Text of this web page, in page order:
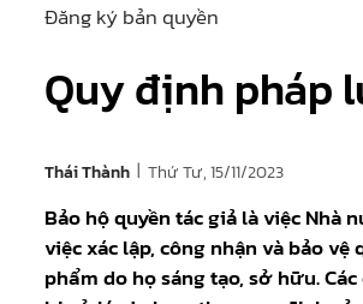
Đăng ký bản quyền
Quy định pháp
Thái Thành | Thứ Tư, 15/11/2023
Bảo hộ quyền tác giả là việc Nhà
việc xác lập, công nhận và bảo
phẩm do họ sáng tạo, sở hữu.